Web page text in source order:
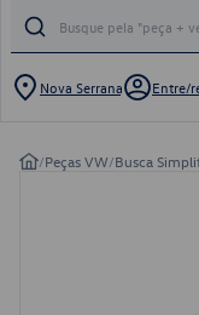
Nova Serrana Entre/
/Peças VW/Busca